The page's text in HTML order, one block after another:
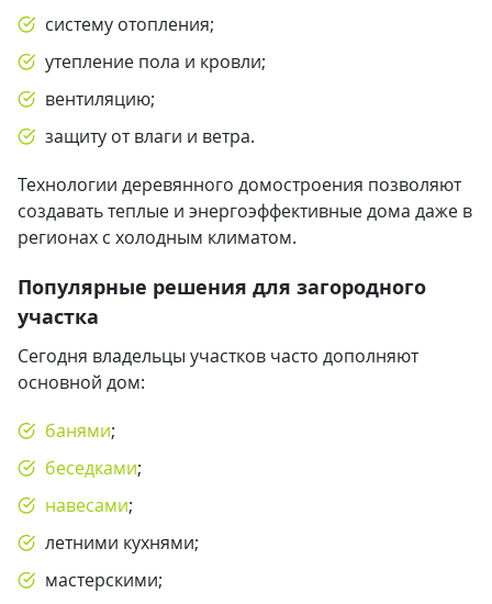
систему отопления;
утепление пола и кровли;
вентиляцию;
защиту от влаги и ветра.
Технологии деревянного домостроения позволяют
создавать теплые и энергоэффективные дома даже в
регионах с холодным климатом.
Популярные решения для загородного
участка
Сегодня владельцы участков часто дополняют
основной дом:
банями;
беседками;
навесами;
летними кухнями;
мастерскими;